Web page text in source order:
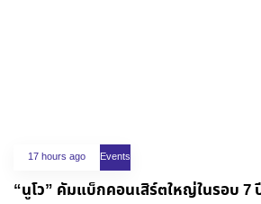
17 hours ago Events
“นูโว” คัมแบ็กคอนเสิร์ตใหญ่ในรอบ 7